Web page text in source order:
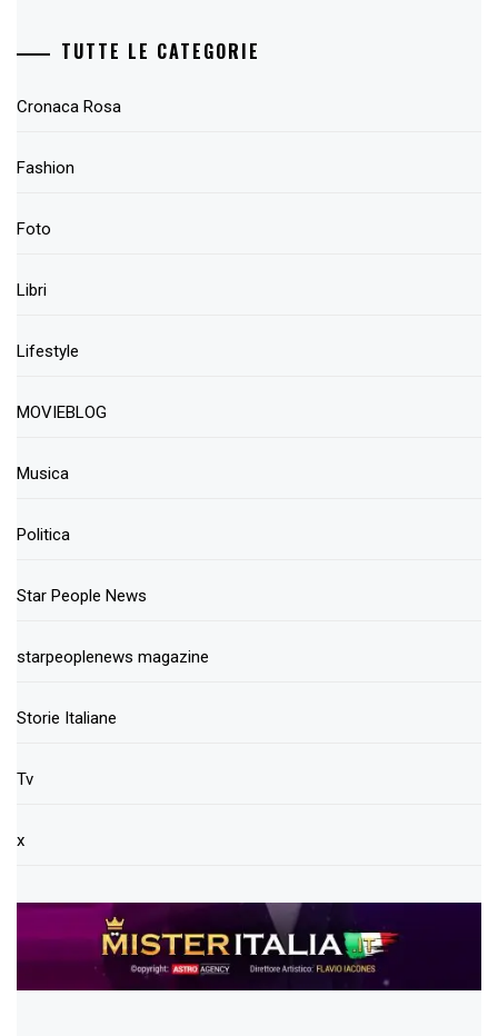
TUTTE LE CATEGORIE
Cronaca Rosa
Fashion
Foto
Libri
Lifestyle
MOVIEBLOG
Musica
Politica
Star People News
starpeoplenews magazine
Storie Italiane
Tv
x